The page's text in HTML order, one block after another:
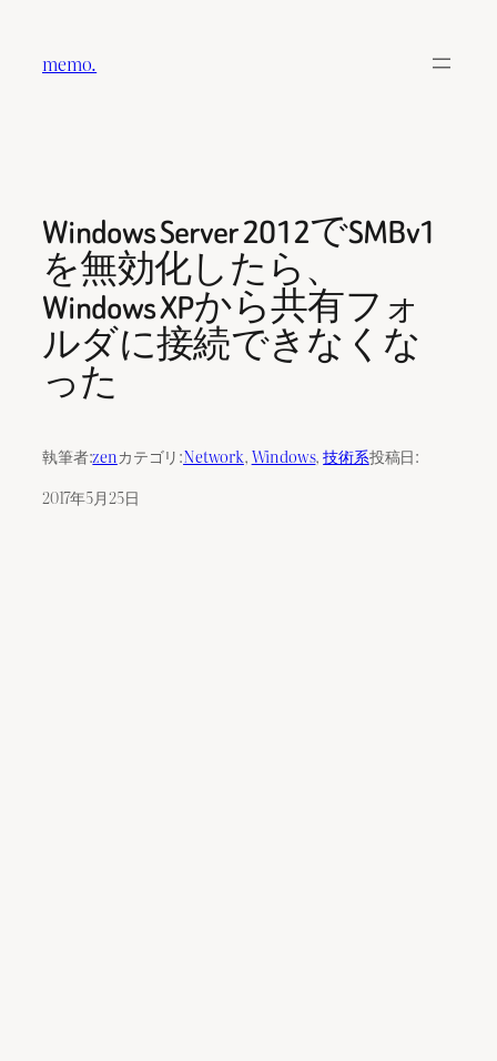
memo.
Windows Server 2012でSMBv1
を無効化したら、
Windows XPから共有フォ
ルダに接続できなくな
った
執筆者:zenカテゴリ:Network, Windows, 技術系投稿日:
2017年5月25日